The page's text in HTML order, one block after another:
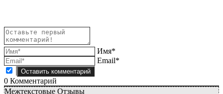
Имя*
Email*
0 Комментарий
Межтекстовые Отзывы